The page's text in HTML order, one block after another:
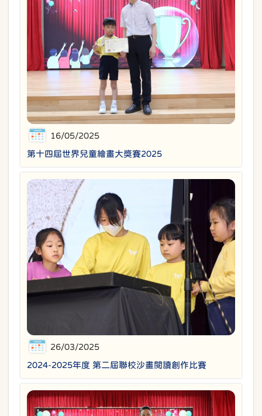
16/05/2025
第十四屆世界兒童繪畫大獎賽2025
26/03/2025
2024-2025年度 第二屆聯校沙畫閱讀創作比賽